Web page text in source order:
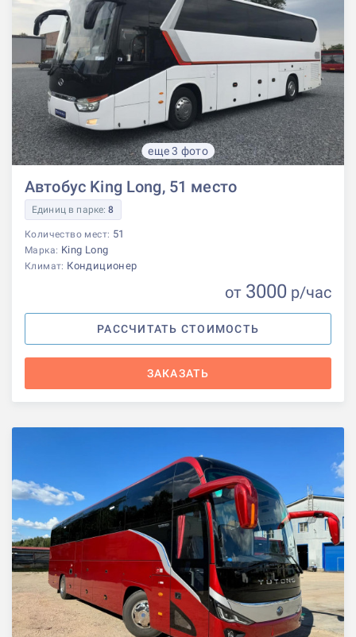
еще 3 фото
Автобус King Long, 51 место
Единиц в парке:8
Количество мест: 51
Марка: King Long
Климат: Кондиционер
от 3000 р/час
РАССЧИТАТЬ СТОИМОСТЬ
ЗАКАЗАТЬ